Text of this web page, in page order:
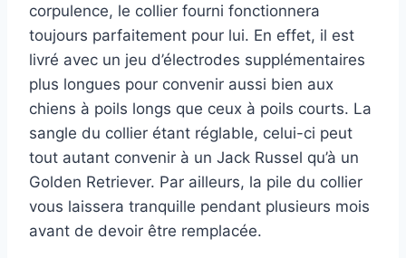
corpulence, le collier fourni fonctionnera
toujours parfaitement pour lui. En effet, il est
livré avec un jeu d’électrodes supplémentaires
plus longues pour convenir aussi bien aux
chiens à poils longs que ceux à poils courts. La
sangle du collier étant réglable, celui-ci peut
tout autant convenir à un Jack Russel qu’à un
Golden Retriever. Par ailleurs, la pile du collier
vous laissera tranquille pendant plusieurs mois
avant de devoir être remplacée.